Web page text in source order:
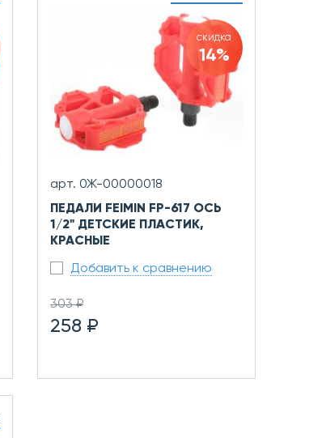
скидка
14%
арт. 0Ж-00000018
ПЕДАЛИ FEIMIN FP-617 ОСЬ
1/2" ДЕТСКИЕ ПЛАСТИК,
КРАСНЫЕ
Добавить к сравнению
303 ₽
258 ₽